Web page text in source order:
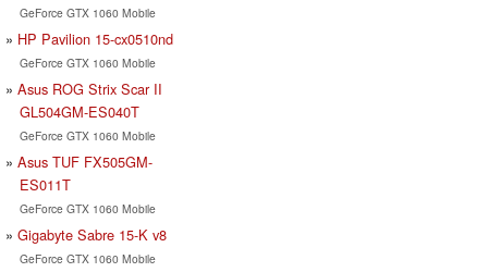
GeForce GTX 1060 Mobile
HP Pavilion 15-cx0510nd
GeForce GTX 1060 Mobile
Asus ROG Strix Scar II
GL504GM-ES040T
GeForce GTX 1060 Mobile
Asus TUF FX505GM-
ES011T
GeForce GTX 1060 Mobile
Gigabyte Sabre 15-K v8
GeForce GTX 1060 Mobile